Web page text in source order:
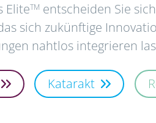
EliteTM entscheiden Sie
sich zukünftige
nahtlos integrieren
Katarakt